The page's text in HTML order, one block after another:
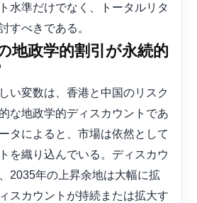
水準だけでなく、トータルリタ
すべきである。
地政学的割引が永続的
い変数は、香港と中国のリスク
な地政学的ディスカウントであ
タによると、市場は依然として
を織り込んでいる。ディスカウ
2035年の上昇余地は大幅に拡
スカウントが持続または拡大す